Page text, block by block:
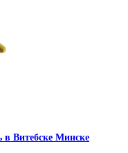
в Витебске Минске